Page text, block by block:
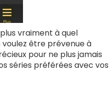
vraiment à quel
voulez être prévenue à
pour ne plus jamais
séries préférées avec vos